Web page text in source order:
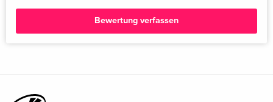
Bewertung verfassen